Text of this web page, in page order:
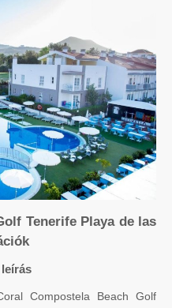
Tenerife Playa de las
Compostela Beach Golf